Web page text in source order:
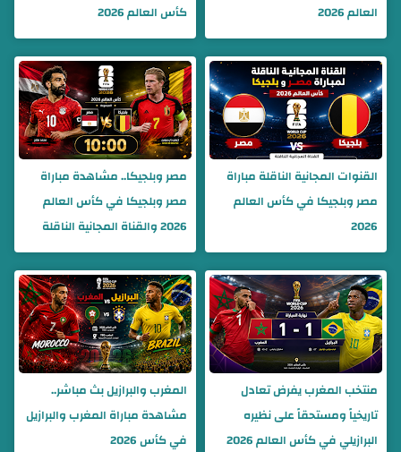
العالم 2026
كأس العالم 2026
القنوات المجانية الناقلة مباراة
مصر وبلجيكا في كأس العالم
2026
مصر وبلجيكا.. مشاهدة مباراة
مصر وبلجيكا في كأس العالم
2026 والقناة المجانية الناقلة
منتخب المغرب يفرض تعادل
تاريخياً ومستحقاً على نظيره
البرازيلي في كأس العالم 2026
المغرب والبرازيل بث مباشر..
مشاهدة مباراة المغرب والبرازيل
في كأس 2026